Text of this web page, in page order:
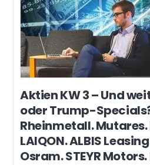
Aktien KW 3 – Und
oder Trump-
Rheinmetall.
LAIQON. ALBIS
Osram. STEYR